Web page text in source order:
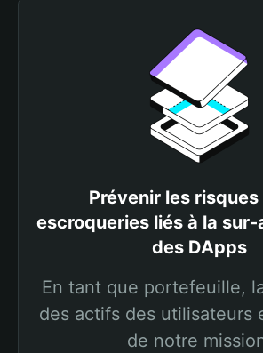
Prévenir les
escroqueries liés à la
des DApps
En tant que portefeuille,
des actifs des
de notre